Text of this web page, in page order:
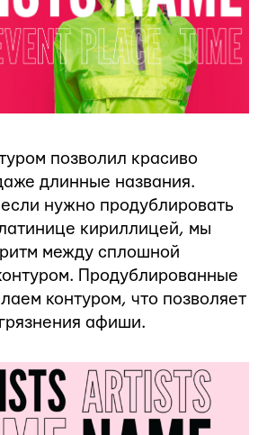
позволил красиво
длинные названия.
нужно продублировать
кириллицей, мы
между сплошной
Продублированные
контуром, что позволяет
афиши.